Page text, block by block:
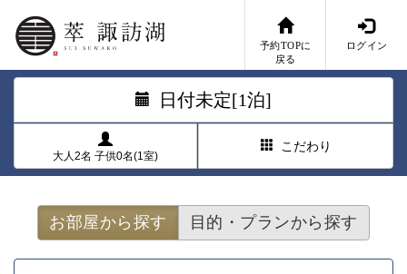
予約TOPに
戻る
ログイン
日付未定[1泊]
大人2名 子供0名(1室)
こだわり
お部屋から探す 目的・プランから探す